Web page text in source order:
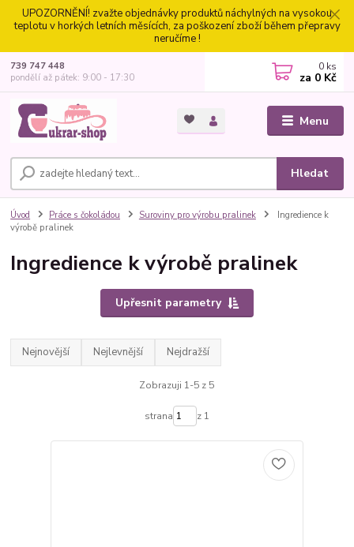
UPOZORNĚNÍ! zvažte objednávky produktů náchylných na vysokou
teplotu v horkých letních měsících, za poškození zboží během přepravy
neručíme !
Menu
Hledat
739 747 448
pondělí až pátek: 9:00 - 17:30
0 ks
za 0 Kč
Úvod Práce s čokoládou Suroviny pro výrobu pralinek
Ingredience k
výrobě pralinek
Ingredience k výrobě pralinek
Upřesnit parametry
Nejnovější Nejlevnější Nejdražší
Zobrazuji 1-5 z 5
strana z 1